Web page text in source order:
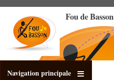
contenu
principal
Fou de Basson
Navigation principale